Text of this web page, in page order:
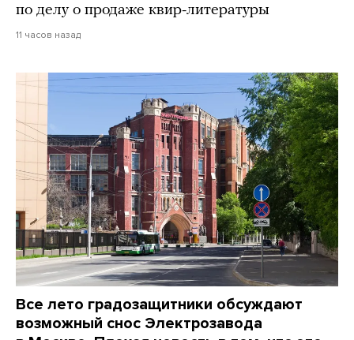
по делу о продаже квир-литературы
11 часов назад
Все лето градозащитники обсуждают
возможный снос Электрозавода